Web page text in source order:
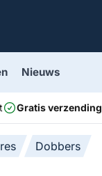
Nieuws
Gratis verzending
Dobbers